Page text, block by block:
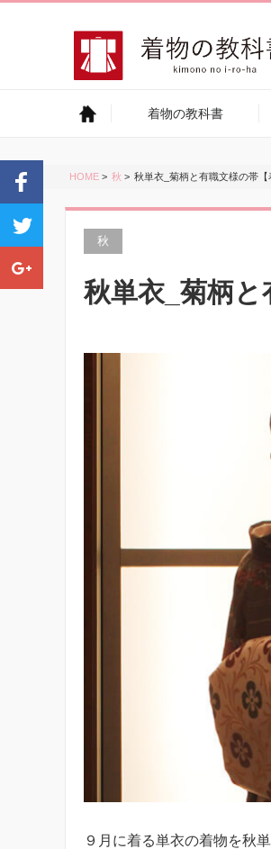
着物の教科書
HOME > 秋 > 秋単衣_菊柄と有職文様の帯【
秋
秋単衣_菊柄と
９月に着る単衣の着物を秋